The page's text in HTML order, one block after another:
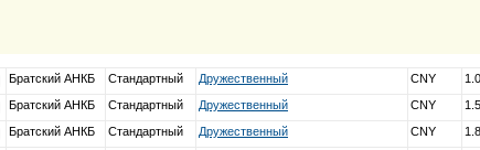
Братский АНКБ Стандартный Дружественный CNY
Братский АНКБ
Стандартный Дружественный CNY
Братский АНКБ
Стандартный Дружественный CNY